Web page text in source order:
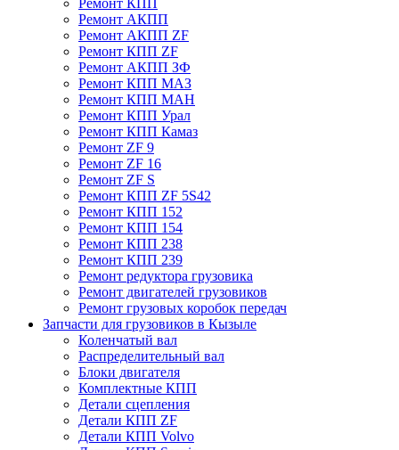
Ремонт КПП
Ремонт АКПП
Ремонт АКПП ZF
Ремонт КПП ZF
Ремонт АКПП ЗФ
Ремонт КПП МАЗ
Ремонт КПП МАН
Ремонт КПП Урал
Ремонт КПП Камаз
Ремонт ZF 9
Ремонт ZF 16
Ремонт ZF S
Ремонт КПП ZF 5S42
Ремонт КПП 152
Ремонт КПП 154
Ремонт КПП 238
Ремонт КПП 239
Ремонт редуктора грузовика
Ремонт двигателей грузовиков
Ремонт грузовых коробок передач
Запчасти для грузовиков в Кызыле
Коленчатый вал
Распределительный вал
Блоки двигателя
Комплектные КПП
Детали сцепления
Детали КПП ZF
Детали КПП Volvo